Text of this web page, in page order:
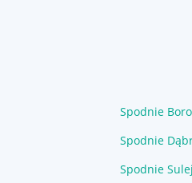
Spodnie
Spodnie
Spodnie